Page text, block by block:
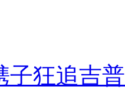
子狂追吉